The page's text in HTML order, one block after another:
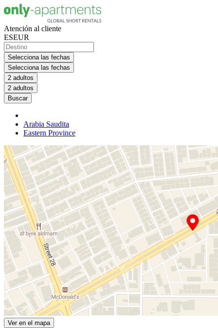
Atención al cliente
ESEUR
Selecciona las fechas
Selecciona las fechas
2 adultos
2 adultos
Buscar
Arabia Saudita
Eastern Province
Ver en el mapa